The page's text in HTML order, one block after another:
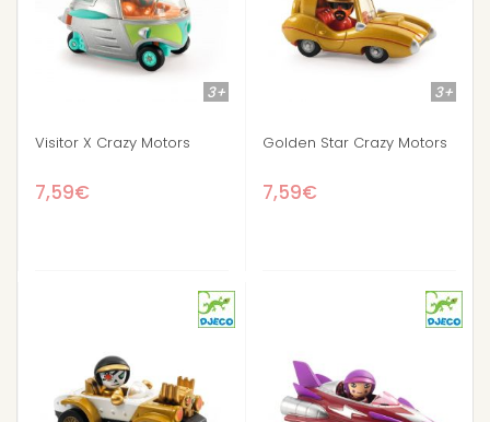
3+
Visitor X Crazy Motors
7,59€
3+
Golden Star Crazy Motors
7,59€